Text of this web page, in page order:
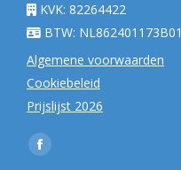
KVK: 82264422
BTW: NL862401173B01
Algemene voorwaarden
Cookiebeleid
Prijslijst 2026
Vind ons op:
Facebook